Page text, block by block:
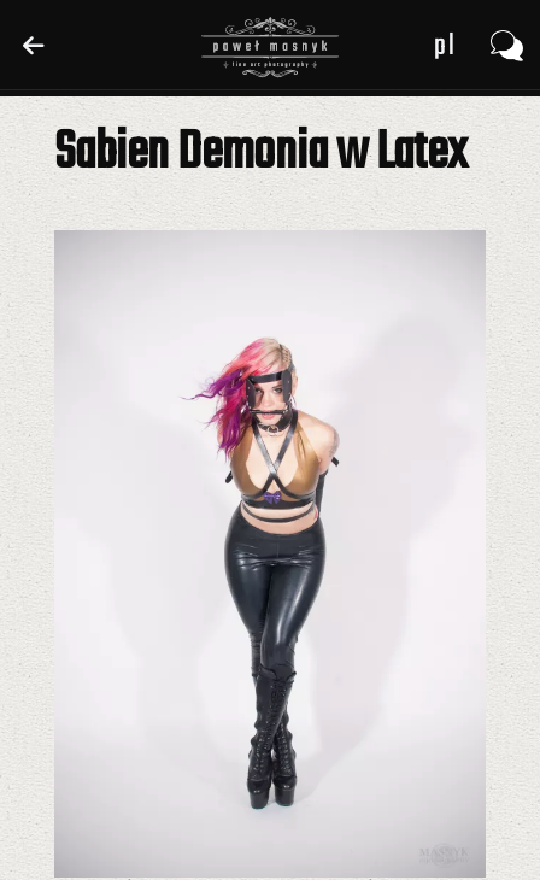
pl
en
de
pl
en
de
Sabien Demonia w Latex